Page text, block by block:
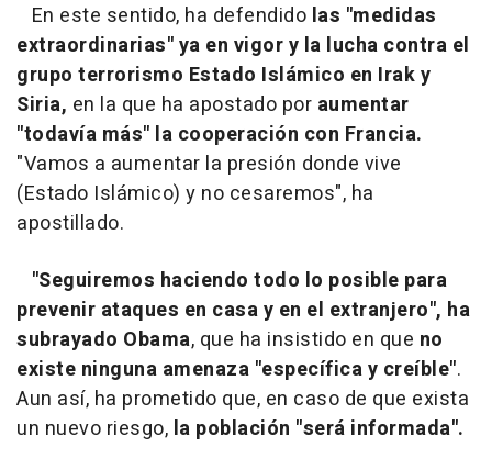
En este sentido, ha defendido las "medidas
extraordinarias" ya en vigor y la lucha contra el
grupo terrorismo Estado Islámico en Irak y
Siria, en la que ha apostado por aumentar
"todavía más" la cooperación con Francia.
"Vamos a aumentar la presión donde vive
(Estado Islámico) y no cesaremos", ha
apostillado.
"Seguiremos haciendo todo lo posible para
prevenir ataques en casa y en el extranjero", ha
subrayado Obama, que ha insistido en que no
existe ninguna amenaza "específica y creíble".
Aun así, ha prometido que, en caso de que exista
un nuevo riesgo, la población "será informada".